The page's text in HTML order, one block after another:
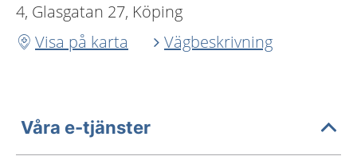
4, Glasgatan 27, Köping
Visa på karta
Vägbeskrivning
Våra e-tjänster